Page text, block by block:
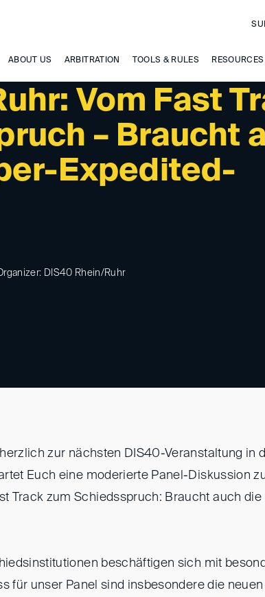
ABOUT US ARBITRATION TOOLS & RULES RESOURCES
Vom Fast
– Braucht
Expedited-
DIS40 Rhein/Ruhr
zur nächsten DIS40-Veranstaltung in
Euch eine moderierte Panel-Diskussion
Track zum Schiedsspruch: Braucht auch
beschäftigen sich mit
für unser Panel sind insbesondere die